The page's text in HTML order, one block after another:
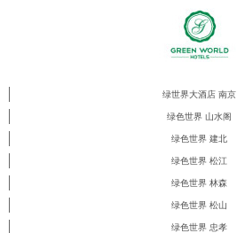
绿世界大酒店 南京
绿色世界 山水阁
绿色世界 建北
绿色世界 松江
绿色世界 林森
绿色世界 松山
绿色世界 忠孝